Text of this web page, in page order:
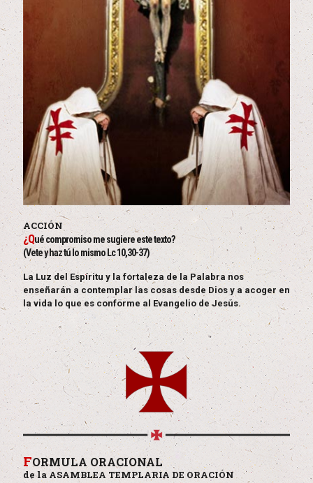
ACCIÓN
¿Qué compromiso me sugiere este texto?
(Vete y haz tú lo mismo Lc 10,30-37)
La Luz del Espíritu y la fortaleza de la Palabra nos
enseñarán a contemplar las cosas desde Dios y a acoger en
la vida lo que es conforme al Evangelio de Jesús.
FORMULA ORACIONAL
de la ASAMBLEA TEMPLARIA DE ORACIÓN